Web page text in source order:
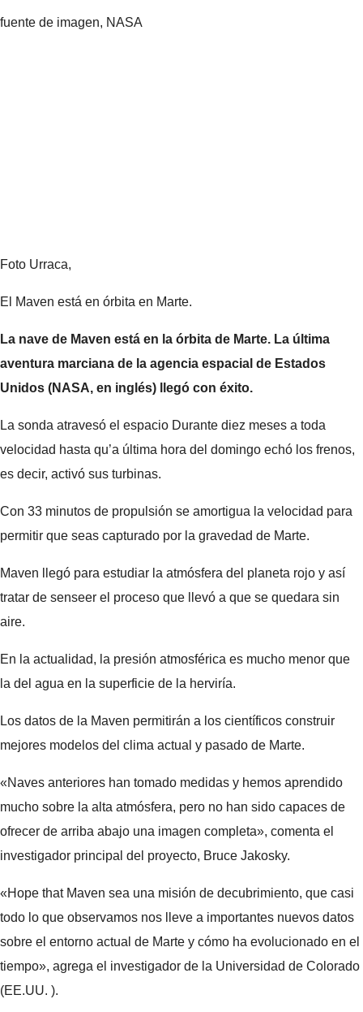
fuente de imagen, NASA
Foto Urraca,
El Maven está en órbita en Marte.
La nave de Maven está en la órbita de Marte. La última
aventura marciana de la agencia espacial de Estados
Unidos (NASA, en inglés) llegó con éxito.
La sonda atravesó el espacio Durante diez meses a toda
velocidad hasta qu’a última hora del domingo echó los frenos,
es decir, activó sus turbinas.
Con 33 minutos de propulsión se amortigua la velocidad para
permitir que seas capturado por la gravedad de Marte.
Maven llegó para estudiar la atmósfera del planeta rojo y así
tratar de senseer el proceso que llevó a que se quedara sin
aire.
En la actualidad, la presión atmosférica es mucho menor que
la del agua en la superficie de la herviría.
Los datos de la Maven permitirán a los científicos construir
mejores modelos del clima actual y pasado de Marte.
«Naves anteriores han tomado medidas y hemos aprendido
mucho sobre la alta atmósfera, pero no han sido capaces de
ofrecer de arriba abajo una imagen completa», comenta el
investigador principal del proyecto, Bruce Jakosky.
«Hope that Maven sea una misión de decubrimiento, que casi
todo lo que observamos nos lleve a importantes nuevos datos
sobre el entorno actual de Marte y cómo ha evolucionado en el
tiempo», agrega el investigador de la Universidad de Colorado
(EE.UU. ).